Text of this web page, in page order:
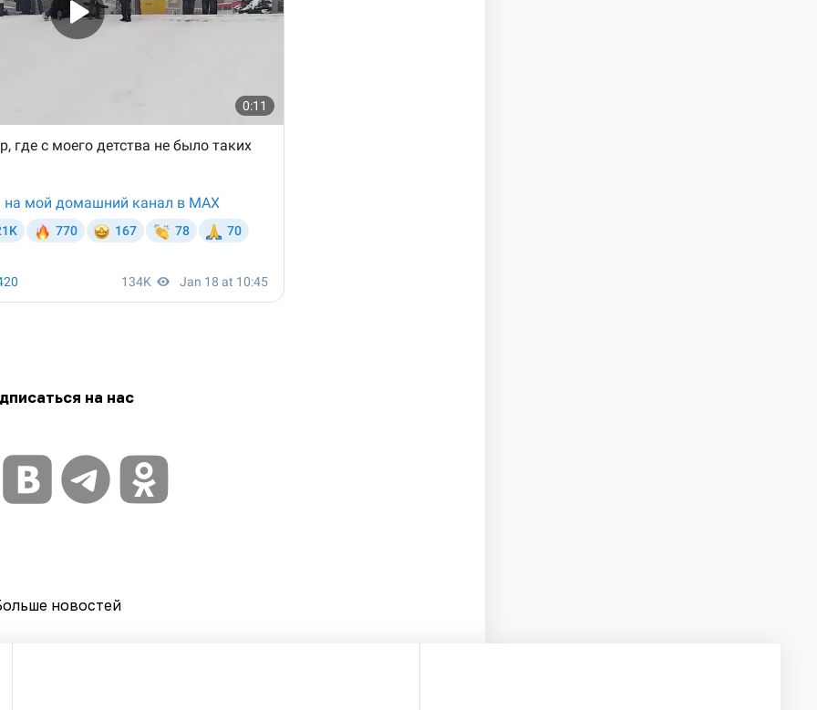
на нас
новостей